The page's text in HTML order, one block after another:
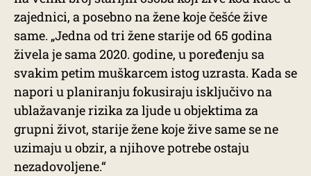
zajednici, a posebno na žene koje češće žive
same. „Jedna od tri žene starije od 65 godina
živela je sama 2020. godine, u poređenju sa
svakim petim muškarcem istog uzrasta. Kada se
napori u planiranju fokusiraju isključivo na
ublažavanje rizika za ljude u objektima za
grupni život, starije žene koje žive same se ne
uzimaju u obzir, a njihove potrebe ostaju
nezadovoljene.“